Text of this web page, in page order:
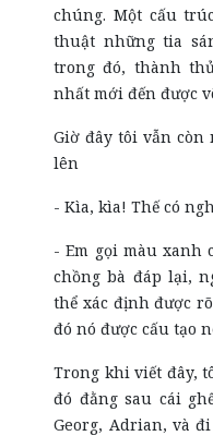
chúng. Một cấu
thuật những tia
trong đó, thành
nhất mới đến được
Giờ đây tôi vẫn còn
lên
- Kìa, kìa! Thế có
- Em gọi màu xanh
chồng bà đáp lại,
thể xác định được
đó nó được cấu tạo
Trong khi viết đây,
đó đằng sau cái
Georg, Adrian, và